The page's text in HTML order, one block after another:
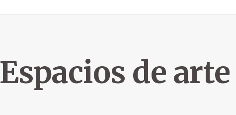
Espacios de arte